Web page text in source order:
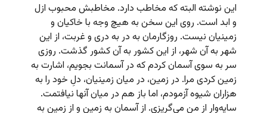
این نوشته البته که مخاطب دارد. مخاطبش محبوب ازل
و ابد است. روی این سخن به هیچ وجه با خاکیان و
زمینیان نیست. روزگارمان به در به دری و غربت، از این
شهر به آن شهر، از این کشور به آن کشور گذشت. روزی
سر به سوی آسمان کردم که در آسمانت بجویم، اشارت به
زمین کردی مرا. در زمین، در میان زمینیان، دلِ خود را به
هزاران شیوه آزمودم، اما باز هم در میان آنها نیافتمت.
سایه‌وار از من می‌گریزی. از آسمان به زمین و از زمین به